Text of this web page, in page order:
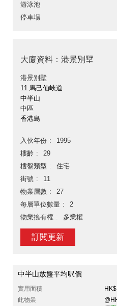
游泳池
停車場
大廈資料：港景別墅
港景別墅
11 馬己仙峽道
中半山
中區
香港島
入伙年份
1995
樓齡
29
樓盤類型
住宅
街號
11
物業層數
27
每層單位數量
2
物業擁有權
多業權
訂閱更新
中半山放盤平均呎價
實用面積
此物業